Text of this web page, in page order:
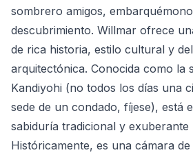
sombrero amigos,
descubrimiento. Willmar ofrece
de rica historia, estilo cultural y
arquitectónica. Conocida como la
Kandiyohi (no todos los días una
sede de un condado, fíjese), está
sabiduría tradicional y exuberante
Históricamente, es una cámara